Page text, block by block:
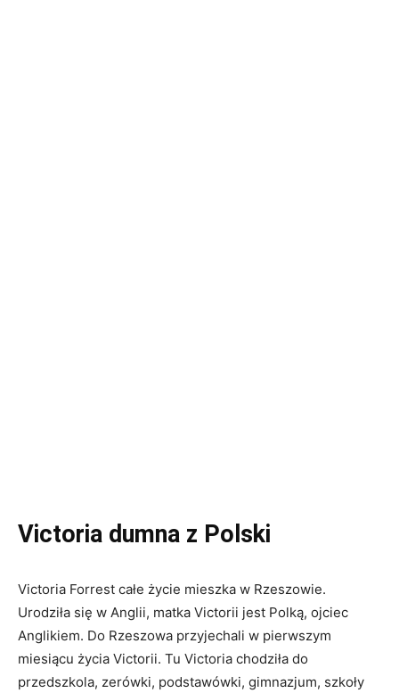
Victoria dumna z Polski
Victoria Forrest całe życie mieszka w Rzeszowie.
Urodziła się w Anglii, matka Victorii jest Polką, ojciec
Anglikiem. Do Rzeszowa przyjechali w pierwszym
miesiącu życia Victorii. Tu Victoria chodziła do
przedszkola, zerówki, podstawówki, gimnazjum, szkoły